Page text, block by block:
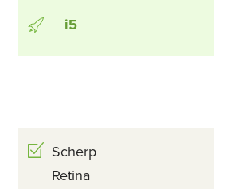
i5
Scherp
Retina